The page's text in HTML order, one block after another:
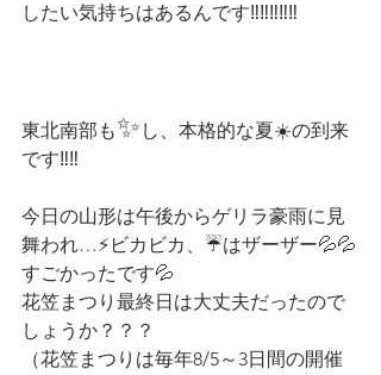
したい気持ちはあるんです‼‼‼‼‼
東北南部も✨ し、本格的な夏☀️の到来
です‼️‼️
今日の山形は午後からゲリラ豪雨に見
舞われ…⚡ビカビカ、☔はザーザー💦💦
すごかったです💦
花笠まつり最終日は大丈夫だったので
しょうか？？？
（花笠まつりは毎年8/5～3日間の開催